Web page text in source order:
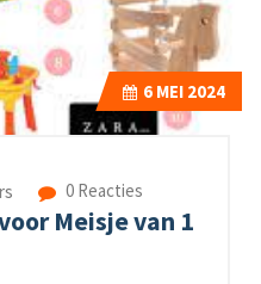
6 MEI 2024
0 Reacties
Meisje van 1